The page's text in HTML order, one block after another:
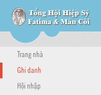
Trang nhà
Ghi danh
Hội nhập